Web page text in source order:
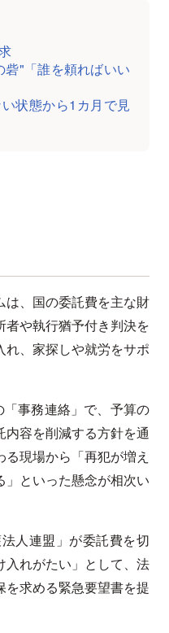
"「誰を頼ればいい
状態から1カ月で見
は、国の委託費を主な財
や執行猶予付き判決を
、家探しや就労をサポ
事務連絡」で、予算の
容を削減する方針を通
現場から「再犯が増え
」といった懸念が相次い
人連盟」が委託費を切
入れがたい」として、法
求める緊急要望書を提